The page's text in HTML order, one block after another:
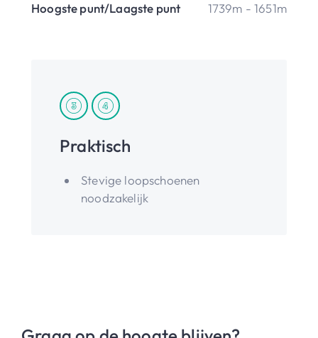
Hoogste punt/Laagste punt
1739m - 1651m
Praktisch
Stevige loopschoenen
noodzakelijk